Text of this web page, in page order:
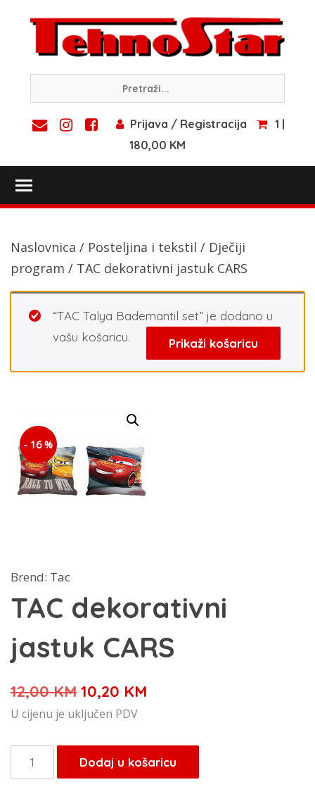
content
Prijava / Registracija
1 |
180,00 KM
Naslovnica / Posteljina i tekstil / Dječiji
program / TAC dekorativni jastuk CARS
“TAC Talya Bademantil set” je dodano u
vašu košaricu.
Prikaži košaricu
- 16 %
Brend: Tac
TAC dekorativni
jastuk CARS
12,00KM Izvorna
cijena
je:
12,00 KM.
10,20 KM
10,20 KM.
U cijenu je uključen PDV
TAC
dekorativni
Dodaj u košaricu